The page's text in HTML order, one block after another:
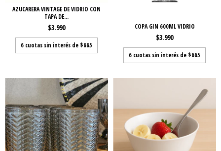
AZUCARERA VINTAGE DE VIDRIO CON
TAPA DE...
$3.990
6 cuotas sin interés de $665
COPA GIN 600ML VIDRIO
$3.990
6 cuotas sin interés de $665